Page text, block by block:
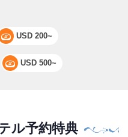
USD 200~
USD 500~
ル予約特典